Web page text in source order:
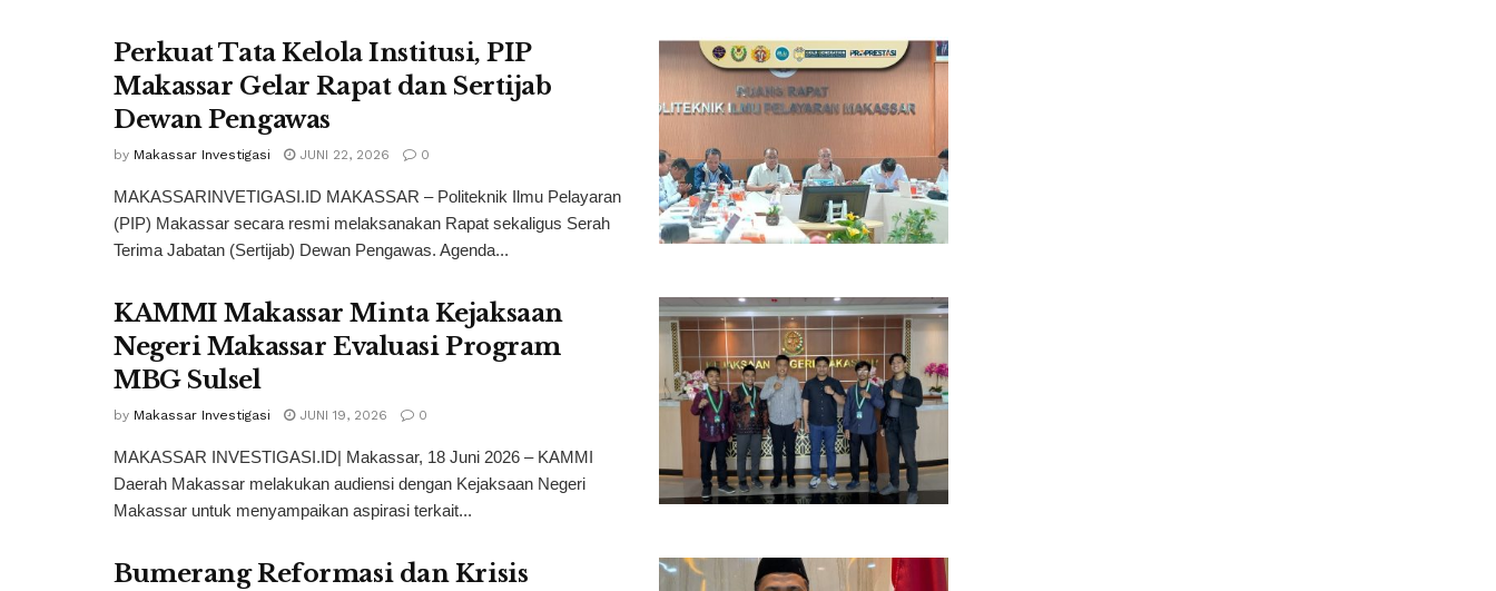
Perkuat Tata Kelola Institusi, PIP
Makassar Gelar Rapat dan Sertijab
Dewan Pengawas
by Makassar Investigasi JUNI 22, 2026 0
MAKASSARINVETIGASI.ID MAKASSAR – Politeknik Ilmu Pelayaran
(PIP) Makassar secara resmi melaksanakan Rapat sekaligus Serah
Terima Jabatan (Sertijab) Dewan Pengawas. Agenda...
KAMMI Makassar Minta Kejaksaan
Negeri Makassar Evaluasi Program
MBG Sulsel
by Makassar Investigasi JUNI 19, 2026 0
MAKASSAR INVESTIGASI.ID| Makassar, 18 Juni 2026 – KAMMI
Daerah Makassar melakukan audiensi dengan Kejaksaan Negeri
Makassar untuk menyampaikan aspirasi terkait...
Bumerang Reformasi dan Krisis